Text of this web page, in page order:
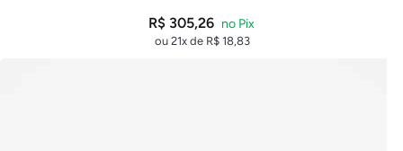
R$ 305,26
ou 21x de R$18,83